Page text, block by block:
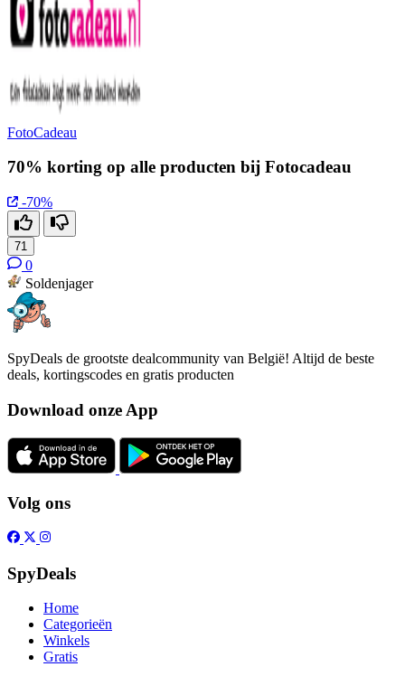
FotoCadeau
70% korting op alle producten bij Fotocadeau
-70%
71
0
Soldenjager
SpyDeals de grootste dealcommunity van België! Altijd de beste
deals, kortingscodes en gratis producten
Download onze App
Volg ons
SpyDeals
Home
Categorieën
Winkels
Gratis